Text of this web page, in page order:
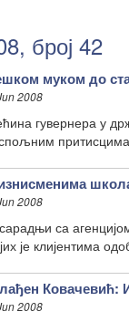
број 42
муком до
2008
гувернера у
2008
са
је клијентима
Ковачевић:
2008